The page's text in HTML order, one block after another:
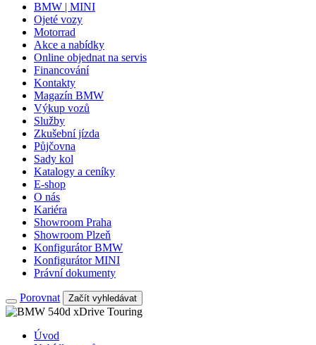
BMW | MINI
Ojeté vozy
Motorrad
Akce a nabídky
Online objednat na servis
Financování
Kontakty
Magazín BMW
Výkup vozů
Služby
Zkušební jízda
Půjčovna
Sady kol
Katalogy a ceníky
E-shop
O nás
Kariéra
Showroom Praha
Showroom Plzeň
Konfigurátor BMW
Konfigurátor MINI
Právní dokumenty
Porovnat Začít vyhledávat
Úvod